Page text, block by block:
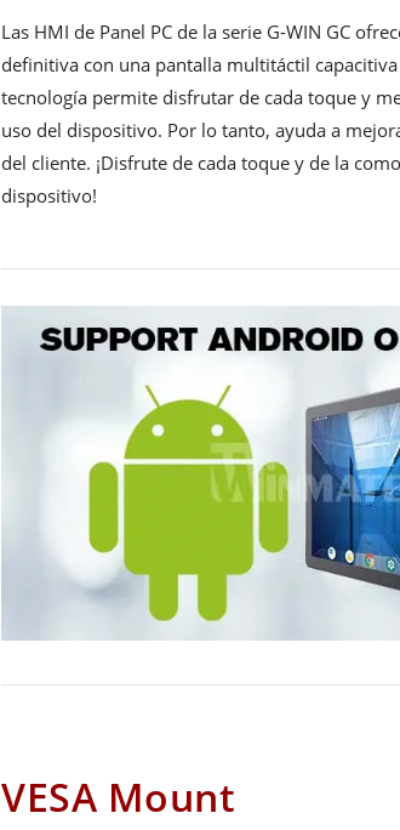
Las HMI de Panel PC de la serie G-WIN GC
definitiva con una pantalla multitáctil capacitiva
tecnología permite disfrutar de cada toque y
uso del dispositivo. Por lo tanto, ayuda a
del cliente. ¡Disfrute de cada toque y de la
dispositivo!
VESA Mount